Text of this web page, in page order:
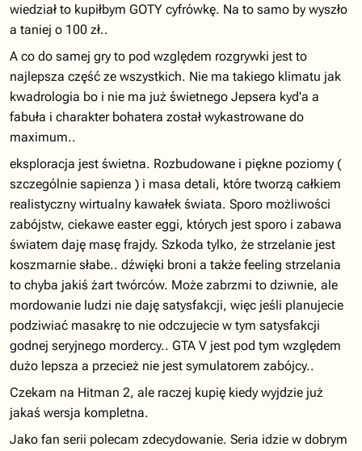
wiedział to kupiłbym GOTY cyfrówkę. Na to samo by wyszło
a taniej o 100 zł..
A co do samej gry to pod względem rozgrywki jest to
najlepsza część ze wszystkich. Nie ma takiego klimatu jak
kwadrologia bo i nie ma już świetnego Jepsera kyd'a a
fabuła i charakter bohatera został wykastrowane do
maximum..
eksploracja jest świetna. Rozbudowane i piękne poziomy (
szczególnie sapienza ) i masa detali, które tworzą całkiem
realistyczny wirtualny kawałek świata. Sporo możliwości
zabójstw, ciekawe easter eggi, których jest sporo i zabawa
światem daję masę frajdy. Szkoda tylko, że strzelanie jest
koszmarnie słabe.. dźwięki broni a także feeling strzelania
to chyba jakiś żart twórców. Może zabrzmi to dziwnie, ale
mordowanie ludzi nie daję satysfakcji, więc jeśli planujecie
podziwiać masakrę to nie odczujecie w tym satysfakcji
godnej seryjnego mordercy.. GTA V jest pod tym względem
dużo lepsza a przecież nie jest symulatorem zabójcy..
Czekam na Hitman 2, ale raczej kupię kiedy wyjdzie już
jakaś wersja kompletna.
Jako fan serii polecam zdecydowanie. Seria idzie w dobrym